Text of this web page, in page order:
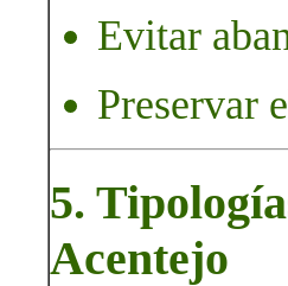
Evitar
Preservar
5.
Acentejo